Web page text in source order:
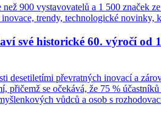
900 vystavovatelů a 1 500 značek
trendy, technologické novinky,
své historické 60. výročí od
převratných inovací a
se očekává, že 75 %
vůdců a osob s